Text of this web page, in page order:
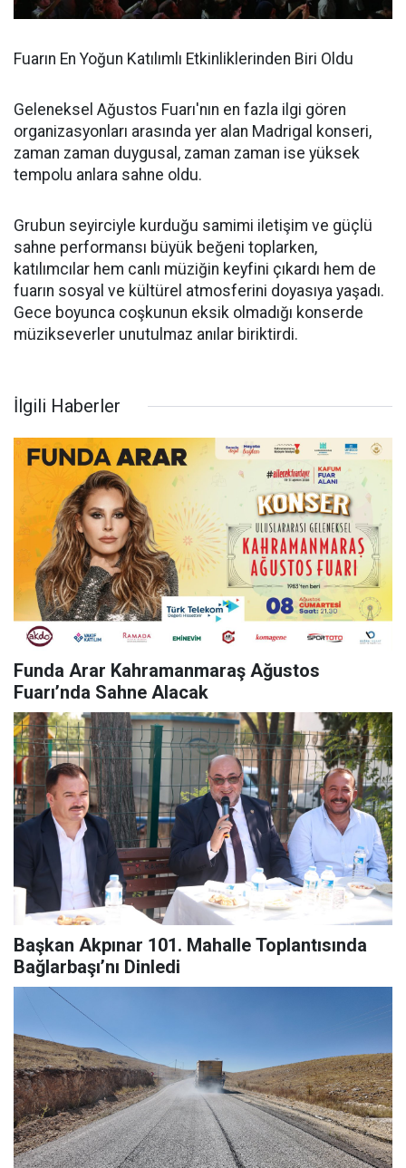
Fuarın En Yoğun Katılımlı Etkinliklerinden Biri Oldu
Geleneksel Ağustos Fuarı'nın en fazla ilgi gören
organizasyonları arasında yer alan Madrigal konseri,
zaman zaman duygusal, zaman zaman ise yüksek
tempolu anlara sahne oldu.
Grubun seyirciyle kurduğu samimi iletişim ve güçlü
sahne performansı büyük beğeni toplarken,
katılımcılar hem canlı müziğin keyfini çıkardı hem de
fuarın sosyal ve kültürel atmosferini doyasıya yaşadı.
Gece boyunca coşkunun eksik olmadığı konserde
müzikseverler unutulmaz anılar biriktirdi.
İlgili Haberler
Funda Arar Kahramanmaraş Ağustos
Fuarı’nda Sahne Alacak
Başkan Akpınar 101. Mahalle Toplantısında
Bağlarbaşı’nı Dinledi